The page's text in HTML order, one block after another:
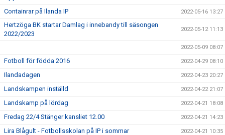
Containrar på Ilanda IP 2022-05-16 13:27
Hertzöga BK startar Damlag i innebandy till säsongen
2022/2023
2022-05-12 11:13
2022-05-09 08:07
Fotboll för födda 2016 2022-04-29 08:10
Ilandadagen 2022-04-23 20:27
Landskampen inställd 2022-04-22 21:07
Landskamp på lördag 2022-04-21 18:08
Fredag 22/4 Stänger kansliet 12.00 2022-04-21 14:23
Lira Blågult - Fotbollsskolan på IP i sommar 2022-04-21 10:35